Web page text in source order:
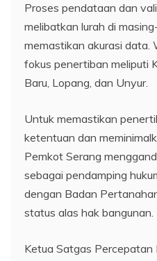
Proses pendataan dan
melibatkan lurah di
memastikan akurasi data.
fokus penertiban meliputi
Baru, Lopang, dan Unyur.
Untuk memastikan
ketentuan dan
Pemkot Serang
sebagai pendamping
dengan Badan
status alas hak bangunan.
Ketua Satgas Percepatan